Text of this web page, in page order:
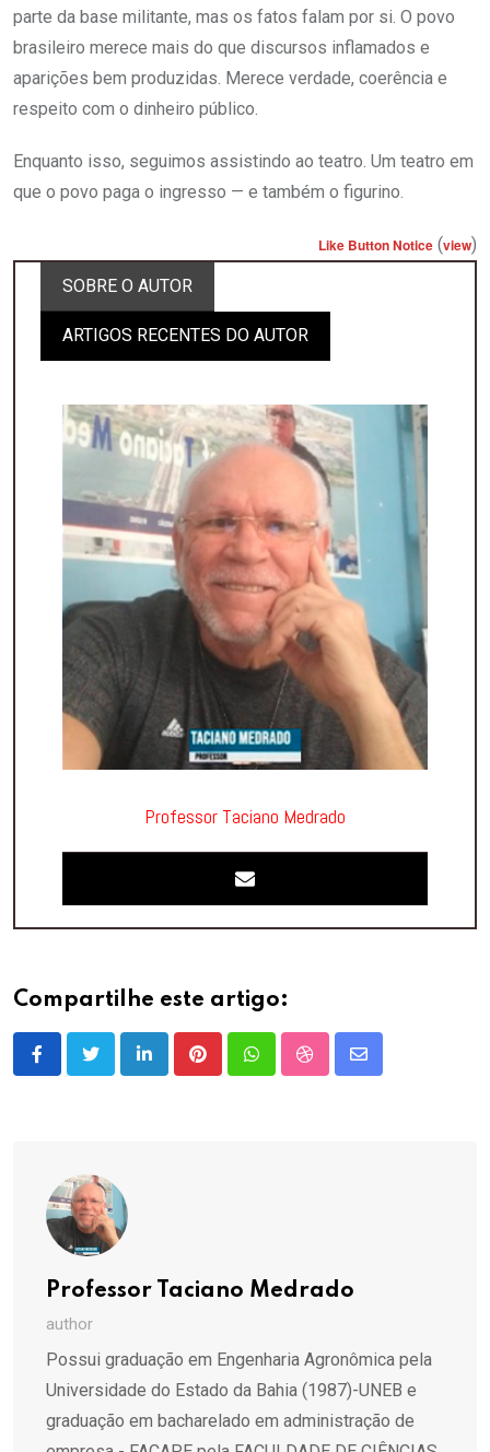
parte da base militante, mas os fatos falam por si. O povo
brasileiro merece mais do que discursos inflamados e
aparições bem produzidas. Merece verdade, coerência e
respeito com o dinheiro público.
Enquanto isso, seguimos assistindo ao teatro. Um teatro em
que o povo paga o ingresso — e também o figurino.
Like Button Notice (view)
SOBRE O AUTOR
ARTIGOS RECENTES DO AUTOR
Professor Taciano Medrado
Compartilhe este artigo:
LinkedInPinterestWhatsappStumbleUpon
Share
Professor Taciano Medrado
author
Possui graduação em Engenharia Agronômica pela
Universidade do Estado da Bahia (1987)-UNEB e
graduação em bacharelado em administração de